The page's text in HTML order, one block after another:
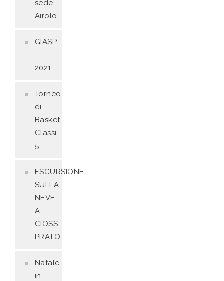
sede
Airolo
GIASP
-
2021
Torneo
di
Basket
Classi
5
ESCURSIONE
SULLA
NEVE
A
CIOSS
PRATO
Natale
in